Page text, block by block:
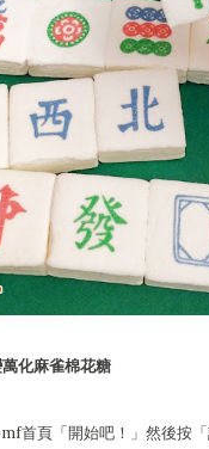
化麻雀棉花糖
首頁「開始吧！」然後按